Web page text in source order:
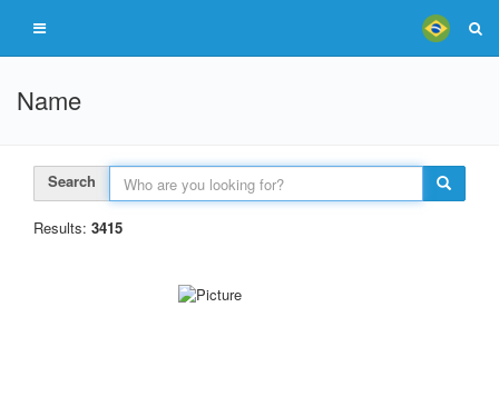
Name
Search
Results: 3415